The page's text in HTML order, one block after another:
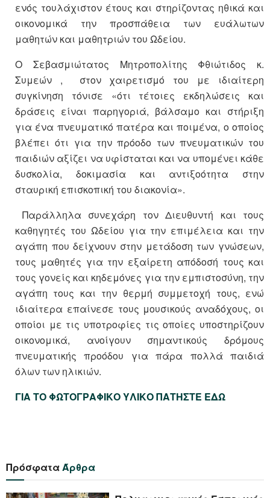
ενός τουλάχιστον έτους και στηρίζοντας ηθικά και
οικονομικά την προσπάθεια των ευάλωτων
μαθητών και μαθητριών του Ωδείου.
Ο Σεβασμιώτατος Μητροπολίτης Φθιώτιδος κ.
Συμεών , στον χαιρετισμό του με ιδιαίτερη
συγκίνηση τόνισε «ότι τέτοιες εκδηλώσεις και
δράσεις είναι παρηγοριά, βάλσαμο και στήριξη
για ένα πνευματικό πατέρα και ποιμένα, ο οποίος
βλέπει ότι για την πρόοδο των πνευματικών του
παιδιών αξίζει να υφίσταται και να υπομένει κάθε
δυσκολία, δοκιμασία και αντιξοότητα στην
σταυρική επισκοπική του διακονία».
Παράλληλα συνεχάρη τον Διευθυντή και τους
καθηγητές του Ωδείου για την επιμέλεια και την
αγάπη που δείχνουν στην μετάδοση των γνώσεων,
τους μαθητές για την εξαίρετη απόδοσή τους και
τους γονείς και κηδεμόνες για την εμπιστοσύνη, την
αγάπη τους και την θερμή συμμετοχή τους, ενώ
ιδιαίτερα επαίνεσε τους μουσικούς αναδόχους, οι
οποίοι με τις υποτροφίες τις οποίες υποστηρίζουν
οικονομικά, ανοίγουν σημαντικούς δρόμους
πνευματικής προόδου για πάρα πολλά παιδιά
όλων των ηλικιών.
ΓΙΑ ΤΟ ΦΩΤΟΓΡΑΦΙΚΟ ΥΛΙΚΟ ΠΑΤΗΣΤΕ ΕΔΩ
ΠρόσφαταΆρθρα